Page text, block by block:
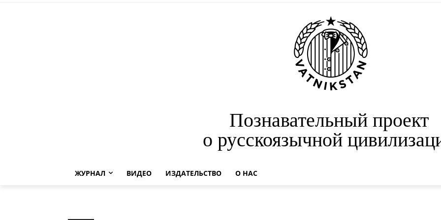
Познавательный проект
о русскоязычной
ЖУРНАЛ ВИДЕО ИЗДАТЕЛЬСТВО О НАС